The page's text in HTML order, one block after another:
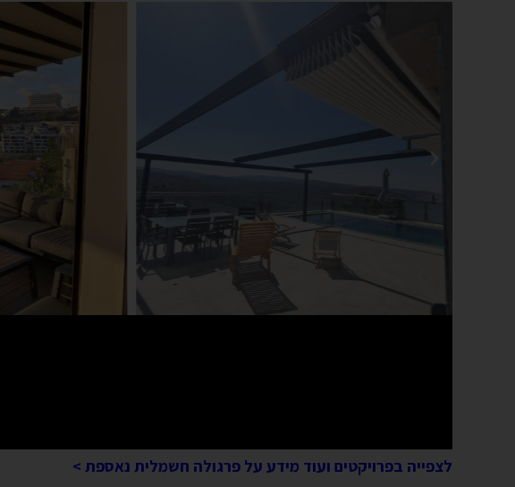
לצפייה בפרויקטים ועוד מידע על פרגולה חשמלית נאספת >